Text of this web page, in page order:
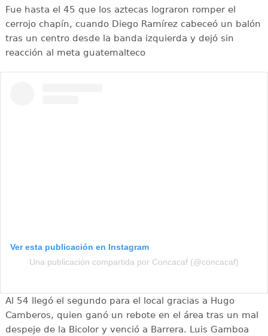
Fue hasta el 45 que los aztecas lograron romper el
cerrojo chapín, cuando Diego Ramírez cabeceó un balón
tras un centro desde la banda izquierda y dejó sin
reacción al meta guatemalteco
Ver esta publicación en Instagram
Una publicación compartida por Concacaf (@concacaf)
Al 54 llegó el segundo para el local gracias a Hugo
Camberos, quien ganó un rebote en el área tras un mal
despeje de la Bicolor y venció a Barrera. Luis Gamboa